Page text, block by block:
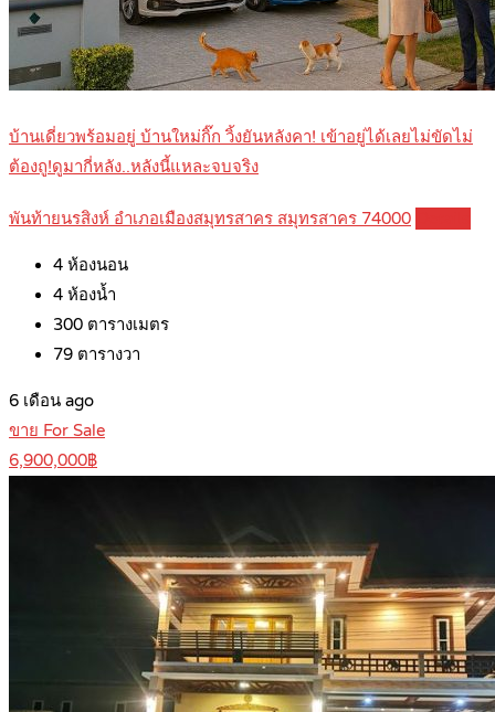
บ้านเดี่ยวพร้อมอยู่ บ้านใหม่กิ๊ก วิ้งยันหลังคา! เข้าอยู่ได้เลยไม่ขัดไม่
ต้องถู!ดูมากี่หลัง..หลังนี้แหละจบจริง
พันท้ายนรสิงห์ อำเภอเมืองสมุทรสาคร สมุทรสาคร 74000
4 ห้องนอน
4 ห้องน้ำ
300 ตารางเมตร
79 ตารางวา
6 เดือน ago
ขาย For Sale
6,900,000฿